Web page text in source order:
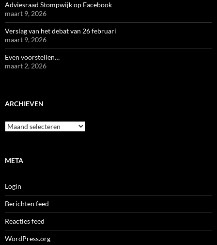
Adviesraad Stompwijk op Facebook
maart 9, 2026
Verslag van het debat van 26 februari
maart 9, 2026
Even voorstellen…
maart 2, 2026
ARCHIEVEN
Archieven
META
Login
Berichten feed
Reacties feed
WordPress.org